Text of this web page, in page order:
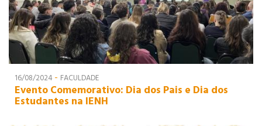
16/08/2024 - FACULDADE
Evento Comemorativo: Dia dos Pais e Dia dos
Estudantes na IENH